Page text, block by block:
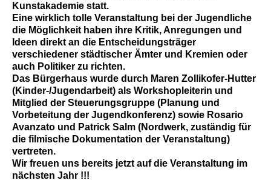
Kunstakademie statt.
Eine wirklich tolle Veranstaltung bei der Jugendliche
die Möglichkeit haben ihre Kritik, Anregungen und
Ideen direkt an die Entscheidungsträger
verschiedener städtischer Ämter und Kremien oder
auch Politiker zu richten.
Das Bürgerhaus wurde durch Maren Zollikofer-Hutter
(Kinder-/Jugendarbeit) als Workshopleiterin und
Mitglied der Steuerungsgruppe (Planung und
Vorbeteitung der Jugendkonferenz) sowie Rosario
Avanzato und Patrick Salm (Nordwerk, zuständig für
die filmische Dokumentation der Veranstaltung)
vertreten.
Wir freuen uns bereits jetzt auf die Veranstaltung im
nächsten Jahr !!!